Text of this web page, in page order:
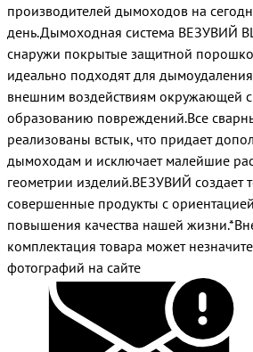
производителей дымоходов на
день.Дымоходная система ВЕЗУВИЙ
снаружи покрытые защитной
идеально подходят для
внешним воздействиям окружающей
образованию повреждений.Все
реализованы встык, что придает
дымоходам и исключает малейшие
геометрии изделий.ВЕЗУВИЙ создает
совершенные продукты с
повышения качества нашей
комплектация товара может
фотографий на сайте